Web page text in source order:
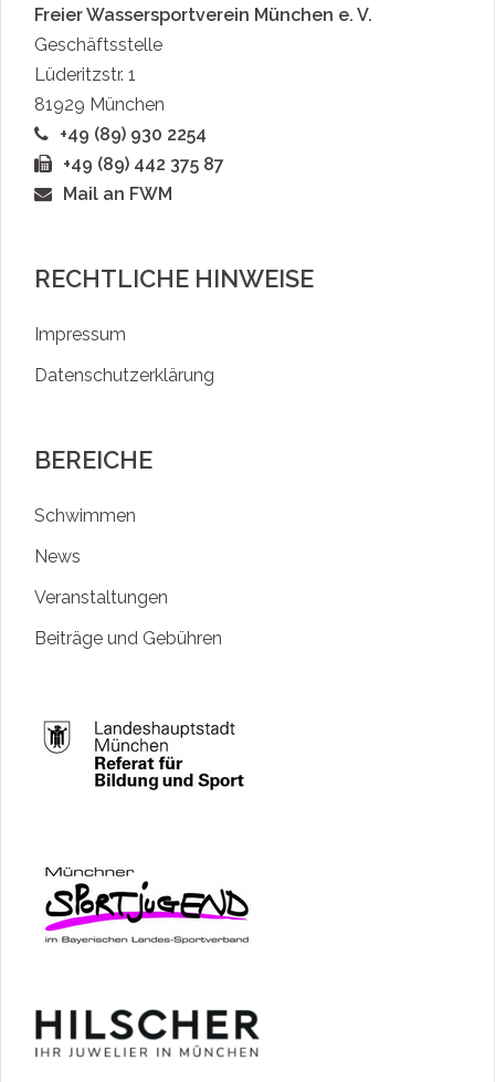
Freier Wassersportverein München e. V.
Geschäftsstelle
Lüderitzstr. 1
81929 München
+49 (89) 930 2254
+49 (89) 442 375 87
Mail an FWM
RECHTLICHE HINWEISE
Impressum
Datenschutzerklärung
BEREICHE
Schwimmen
News
Veranstaltungen
Beiträge und Gebühren